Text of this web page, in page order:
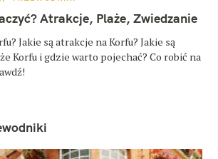
Atrakcje, Plaże, Zwiedzanie
Jakie są atrakcje na Korfu? Jakie są
Korfu i gdzie warto pojechać? Co robić na